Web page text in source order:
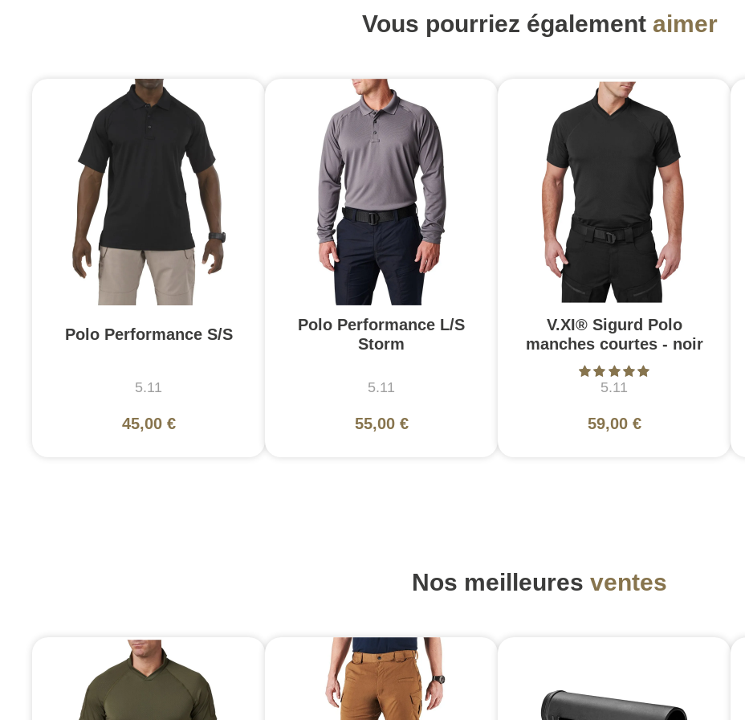
Vous pourriez également aimer
Polo Performance S/S
5.11
45,00 €
Polo Performance L/S
Storm
5.11
55,00 €
V.XI® Sigurd Polo
manches courtes - noir
5.11
59,00 €
Nos meilleures ventes